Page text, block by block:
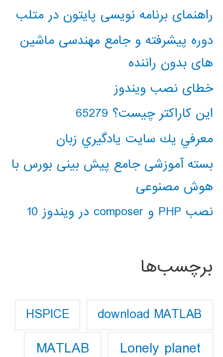
راهنمای برنامه نویسی پایتون در متلب
دوره پیشرفته و جامع مهندسی ماشین
های بدون راننده
خطای نصب ویندوز
این کاراکتر چیست؟ 65279
معرفي يك سايت يادگيري زبان
بسته آموزشی جامع پیش بینی بورس با
هوش مصنوعی
نصب PHP و composer در ویندوز 10
برچسب‌ها
download MATLAB
HSPICE
Lonely planet
MATLAB